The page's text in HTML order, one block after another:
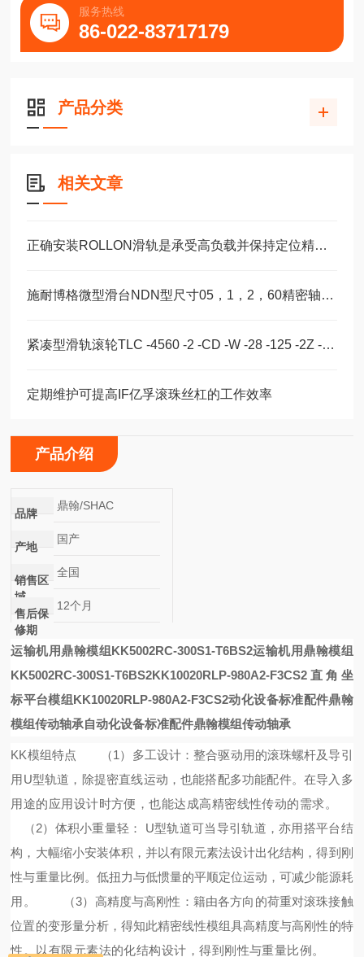
服务热线
86-022-83717179
产品分类
相关文章
正确安装ROLLON滑轨是承受高负载并保持定位精度的关键
施耐博格微型滑台NDN型尺寸05，1，2，60精密轴承选型
紧凑型滑轨滚轮TLC -4560 -2 -CD -W -28 -125 -2Z -B -NIC
定期维护可提高IF亿孚滚珠丝杠的工作效率
产品介绍
品牌
鼎翰/SHAC
产地
国产
销售区
域
全国
售后保
修期
12个月
运输机用鼎翰模组KK5002RC-300S1-T6BS2运输机用鼎翰模组
KK5002RC-300S1-T6BS2KK10020RLP-980A2-F3CS2 直角坐
标平台模组KK10020RLP-980A2-F3CS2动化设备标准配件鼎翰
模组传动轴承自动化设备标准配件鼎翰模组传动轴承
KK模组特点 （1）多工设计：整合驱动用的滚珠螺杆及导引
用U型轨道，除提密直线运动，也能搭配多功能配件。在导入多
用途的应用设计时方便，也能达成高精密线性传动的需求。
（2）体积小重量轻： U型轨道可当导引轨道，亦用搭平台结
构，大幅缩小安装体积，并以有限元素法设计出化结构，得到刚
性与重量比例。低扭力与低惯量的平顺定位运动，可减少能源耗
用。 （3）高精度与高刚性：籍由各方向的荷重对滚珠接触
位置的变形量分析，得知此精密线性模组具高精度与高刚性的特
性。以有限元素法的化结构设计，得到刚性与重量比例。